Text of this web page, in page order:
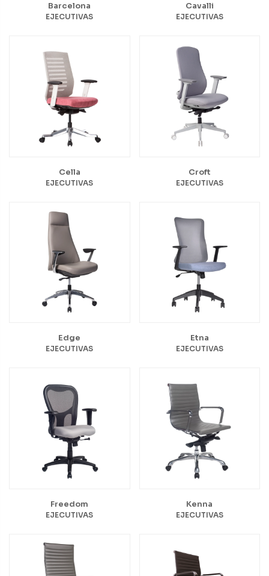
Barcelona
EJECUTIVAS
Cavalli
EJECUTIVAS
Cella
EJECUTIVAS
Croft
EJECUTIVAS
Edge
EJECUTIVAS
Etna
EJECUTIVAS
Freedom
EJECUTIVAS
Kenna
EJECUTIVAS